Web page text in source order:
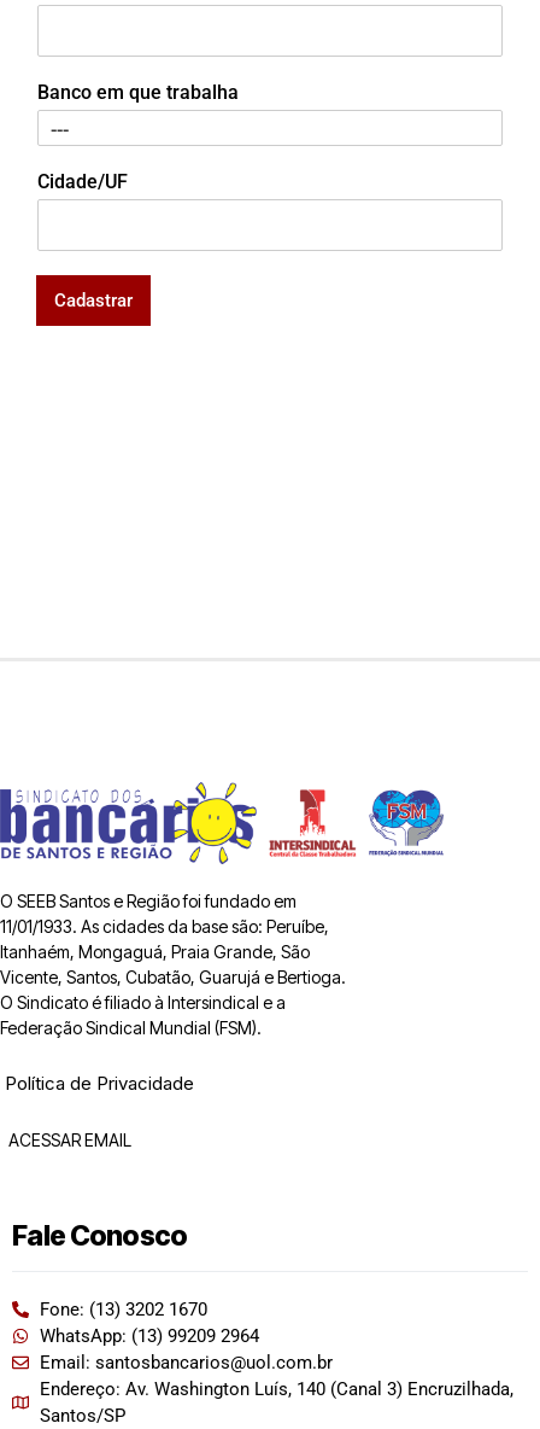
Banco em que trabalha
Cidade/UF
Cadastrar
O SEEB Santos e Região foi fundado em
11/01/1933. As cidades da base são: Peruíbe,
Itanhaém, Mongaguá, Praia Grande, São
Vicente, Santos, Cubatão, Guarujá e Bertioga.
O Sindicato é filiado à Intersindical e a
Federação Sindical Mundial (FSM).
Política de Privacidade
ACESSAR EMAIL
Fale Conosco
Fone: (13) 3202 1670
WhatsApp: (13) 99209 2964
Email: santosbancarios@uol.com.br
Endereço: Av. Washington Luís, 140 (Canal 3) Encruzilhada,
Santos/SP